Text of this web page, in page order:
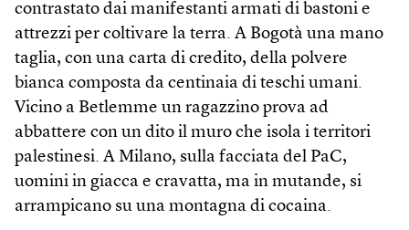
contrastato dai manifestanti armati di bastoni e
attrezzi per coltivare la terra. A Bogotà una mano
taglia, con una carta di credito, della polvere
bianca composta da centinaia di teschi umani.
Vicino a Betlemme un ragazzino prova ad
abbattere con un dito il muro che isola i territori
palestinesi. A Milano, sulla facciata del PaC,
uomini in giacca e cravatta, ma in mutande, si
arrampicano su una montagna di cocaina.